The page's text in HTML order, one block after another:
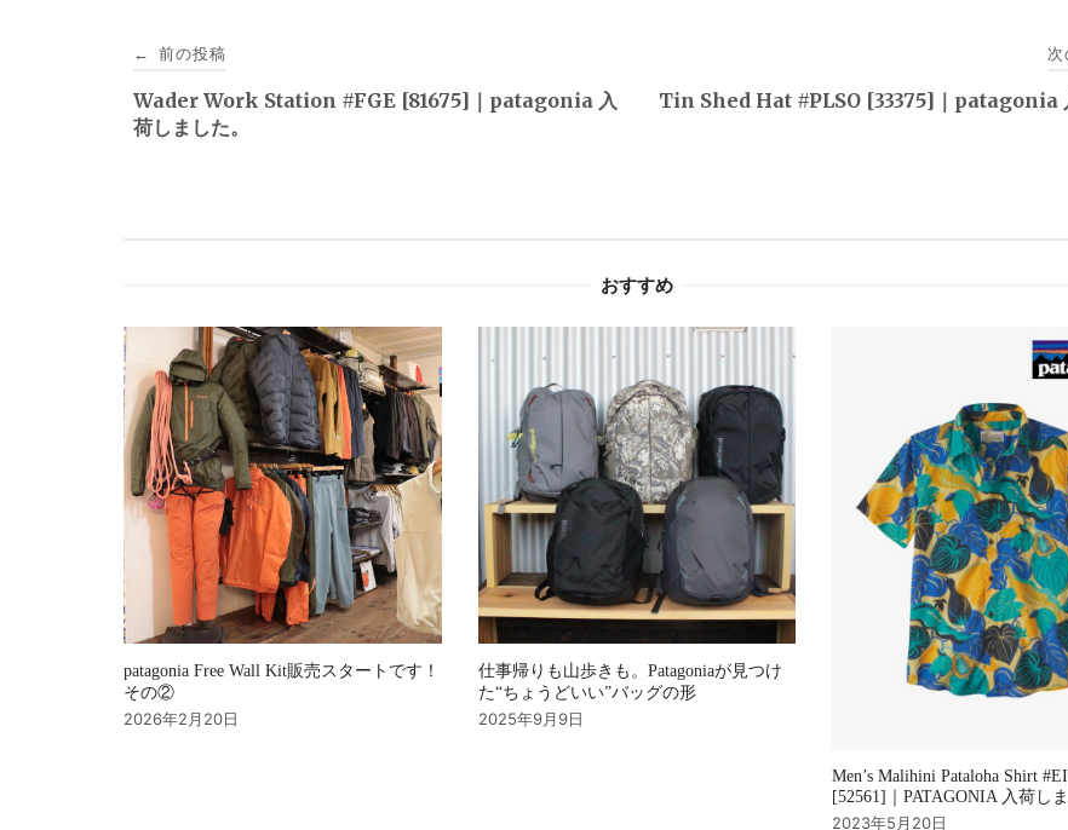
稿
ナ
シ
ョ
ン
← 前の投稿
Wader Work Station #FGE [81675]｜patagonia 入
荷しました。
Tin Shed Hat #PLSO [33375]｜patagonia
おすすめ
patagonia Free Wall Kit販売スタートです！
その②
2026年2月20日
仕事帰りも山歩きも。Patagoniaが見つけ
た“ちょうどいい”バッグの形
2025年9月9日
Men’s Malihini Pataloha Shirt
[52561]｜PATAGONIA 入荷しま
2023年5月20日